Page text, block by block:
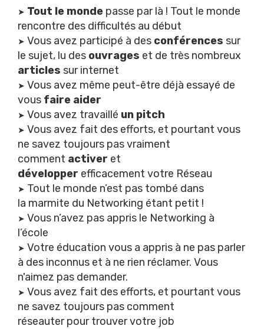
➤ Tout le monde passe par là ! Tout le monde
rencontre des difficultés au début
➤ Vous avez participé à des conférences sur
le sujet, lu des ouvrages et de très nombreux
articles sur internet
➤ Vous avez même peut-être déjà essayé de
vous faire aider
➤ Vous avez travaillé un pitch
➤ Vous avez fait des efforts, et pourtant vous
ne savez toujours pas vraiment
comment activer et
développer efficacement votre Réseau
➤ Tout le monde n’est pas tombé dans
la marmite du Networking étant petit !
➤ Vous n’avez pas appris le Networking à
l’école
➤ Votre éducation vous a appris à ne pas parler
à des inconnus et à ne rien réclamer. Vous
n'aimez pas demander.
➤ Vous avez fait des efforts, et pourtant vous
ne savez toujours pas comment
réseauter pour trouver votre job